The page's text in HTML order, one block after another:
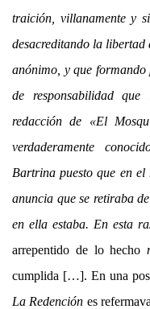
traición, villanamente y
desacreditando la libertad
anónimo, y que formando
de responsabilidad que
redacción de «El
verdaderamente
Bartrina puesto que en
anuncia que se retiraba
en ella estaba. En esta
arrepentido de lo hecho
cumplida […]. En una
La Redención es